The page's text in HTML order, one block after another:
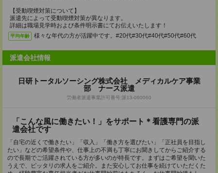
【受動喫煙対策について】
派遣先によって受動喫煙対策が異なります。
詳細は職場見学時および条件明示書にてお伝えいたします！
平均年齢 様々な年代の方が活躍中です。#20代#30代#40代#50代#60代
派遣会社情報
日研トータルソーシング株式会社 メディカルケア事業
部 ナース派遣
労働者派遣事業許可番号:派13-060060
「こんな風に働きたい！」をサポート＊看護専門の派
遣会社です
「自宅の近くで働きたい」「収入」「働き方を選びたい」「正社員を目指し
たい」などの希望条件や、仕事上の不満も丁寧にお聞きしてからご紹介する
ので長期でご活躍されている方が多いのが特長です。まずはご希望を聞いた
うえで、ピッタリの求人をご紹介。また安心してお仕事を続けていただくた